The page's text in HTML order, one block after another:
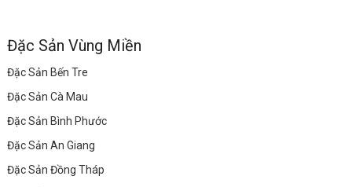
Đặc Sản Vùng Miền
Đặc Sản Bến Tre
Đặc Sản Cà Mau
Đặc Sản Bình Phước
Đặc Sản An Giang
Đặc Sản Đồng Tháp